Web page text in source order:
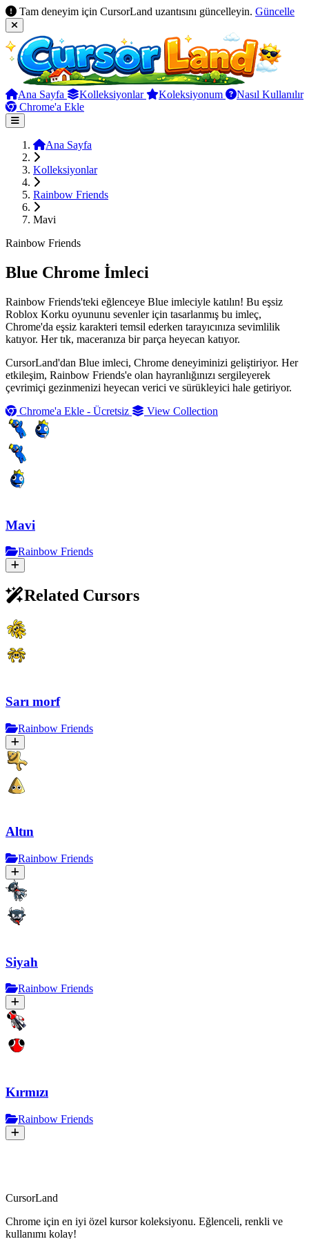
Tam deneyim için CursorLand uzantısını güncelleyin. Güncelle
Ana Sayfa Kolleksiyonlar Koleksiyonum
Nasıl Kullanılır
Chrome'a Ekle
Ana Sayfa
Kolleksiyonlar
Rainbow Friends
Mavi
Rainbow Friends
Blue Chrome İmleci
Rainbow Friends'teki eğlenceye Blue imleciyle katılın! Bu eşsiz
Roblox Korku oyununu sevenler için tasarlanmış bu imleç,
Chrome'da eşsiz karakteri temsil ederken tarayıcınıza sevimlilik
katıyor. Her tık, maceranıza bir parça heyecan katıyor.
CursorLand'dan Blue imleci, Chrome deneyiminizi geliştiriyor. Her
etkileşim, Rainbow Friends'e olan hayranlığınızı sergileyerek
çevrimiçi gezinmenizi heyecan verici ve sürükleyici hale getiriyor.
Chrome'a Ekle - Ücretsiz
View Collection
Mavi
Rainbow Friends
Related Cursors
Sarı morf
Rainbow Friends
Altın
Rainbow Friends
Siyah
Rainbow Friends
Kırmızı
Rainbow Friends
CursorLand
Chrome için en iyi özel kursor koleksiyonu. Eğlenceli, renkli ve
kullanımı kolay!